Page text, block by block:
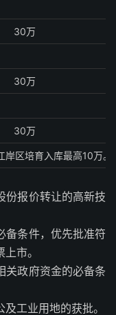
万
万
万
区培育入库最高10万。
份报价转让的高新技
备条件，优先批准符
市。
关政府资金的必备条
工业用地的获批。